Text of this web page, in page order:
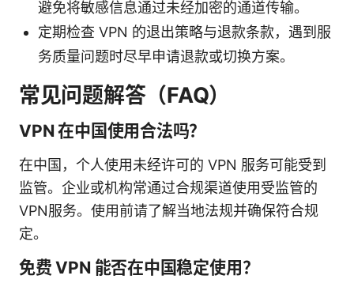
避免将敏感信息通过未经加密的通道传输。
定期检查 VPN 的退出策略与退款条款，遇到服
务质量问题时尽早申请退款或切换方案。
常见问题解答（FAQ）
VPN 在中国使用合法吗？
在中国，个人使用未经许可的 VPN 服务可能受到
监管。企业或机构常通过合规渠道使用受监管的
VPN服务。使用前请了解当地法规并确保符合规
定。
免费 VPN 能否在中国稳定使用？